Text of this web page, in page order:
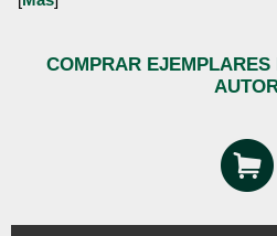
COMPRAR